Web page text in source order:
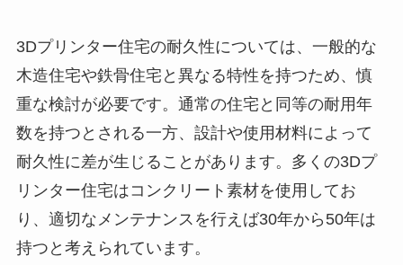
3Dプリンター住宅の耐久性については、一般的な
木造住宅や鉄骨住宅と異なる特性を持つため、慎
重な検討が必要です。通常の住宅と同等の耐用年
数を持つとされる一方、設計や使用材料によって
耐久性に差が生じることがあります。多くの3Dプ
リンター住宅はコンクリート素材を使用してお
り、適切なメンテナンスを行えば30年から50年は
持つと考えられています。